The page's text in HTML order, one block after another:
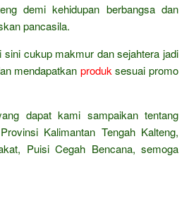
demi kehidupan berbangsa dan
pancasila.
sini cukup makmur dan sejahtera jadi
mendapatkan produk sesuai promo
dapat kami sampaikan tentang
Kalimantan Tengah Kalteng,
Puisi Cegah Bencana, semoga